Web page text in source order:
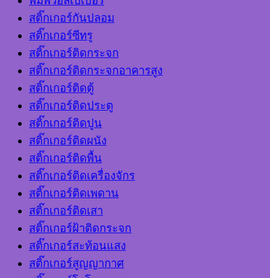
สติ๊กเกอร์กันปลอม
สติ๊กเกอร์ซีทรู
สติ๊กเกอร์ติดกระจก
สติ๊กเกอร์ติดกระจกอาคารสูง
สติ๊กเกอร์ติดตู้
สติ๊กเกอร์ติดประตู
สติ๊กเกอร์ติดปูน
สติ๊กเกอร์ติดผนัง
สติ๊กเกอร์ติดพื้น
สติ๊กเกอร์ติดเครื่องจักร
สติ๊กเกอร์ติดเพดาน
สติ๊กเกอร์ติดเสา
สติ๊กเกอร์ฝ้าติดกระจก
สติ๊กเกอร์สะท้อนแสง
สติ๊กเกอร์สูญญากาศ